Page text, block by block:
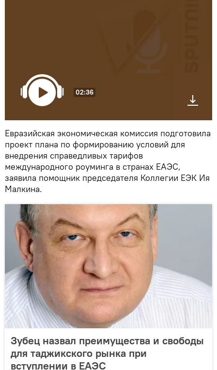
02:36
Евразийская экономическая комиссия подготовила
проект плана по формированию условий для
внедрения справедливых тарифов
международного роуминга в странах ЕАЭС,
заявила помощник председателя Коллегии ЕЭК Ия
Малкина.
Зубец назвал преимущества и свободы
для таджикского рынка при
вступлении в ЕАЭС